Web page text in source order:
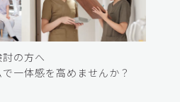
の方へ
一体感を高めませんか？